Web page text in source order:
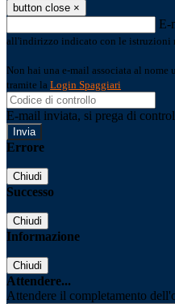
button close ×
E-
all'indirizzo indicato con le istruzioni
Non hai una e-mail associata al nome
tramite la Login Spaggiari
E-mail inviata, si prega di
Errore
Chiudi
Successo
Chiudi
Informazione
Chiudi
Attendere...
Attendere il completamento